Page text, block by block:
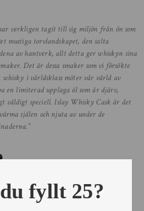
verkligen tagit till sig miljön från ön som
mustiga torvlandskapet, den salta
av hantverk, allt detta ger whiskyn sina
Det är dessa smaker som vi försökte
i världsklass möter vår värld av
en limiterad upplaga öl som är djärv,
väldigt speciell. Islay Whisky Cask är det
själen och njuta av under de
fyllt 25?